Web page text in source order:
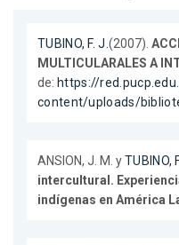
TUBINO, F. J.(2007).
MULTICULARALES A
de: https://
content/uploads/
ANSION, J. M. yTUBINO,
intercultural.
indígenas en América